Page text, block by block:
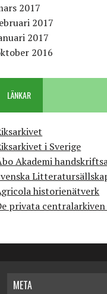
2017
2017
2017
2016
LÄNKAR
i Sverige
Akademi
historienätverk
privata centralarkiven
META